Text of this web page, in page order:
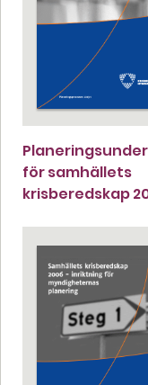
för samhällets
krisberedskap